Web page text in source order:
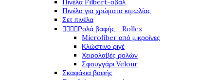
Πινέλα Filbert-οβάλ
Πινέλα για χρώματα κιμωλίας
Σετ πινέλα
   Ρολά βαφής - Rollex
Microfiber από μικροίνες
Κλώστινο ριγέ
Χειρολαβές ρολών
Σφουγγάρι Velour
Σκαφάκια βαφής